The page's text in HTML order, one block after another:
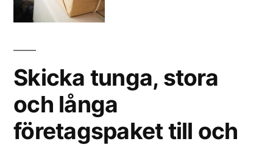
Skicka tunga, stora
och långa
företagspaket till och